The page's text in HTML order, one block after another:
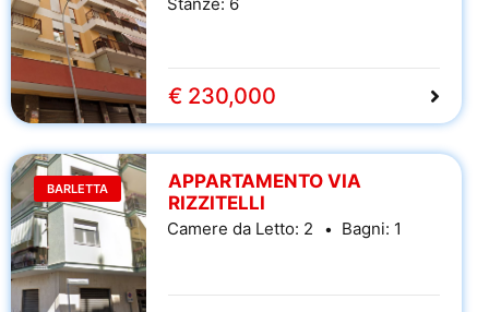
€ 230,000
BARLETTA
APPARTAMENTO VIA
RIZZITELLI
Camere da Letto: 2 Bagni: 1